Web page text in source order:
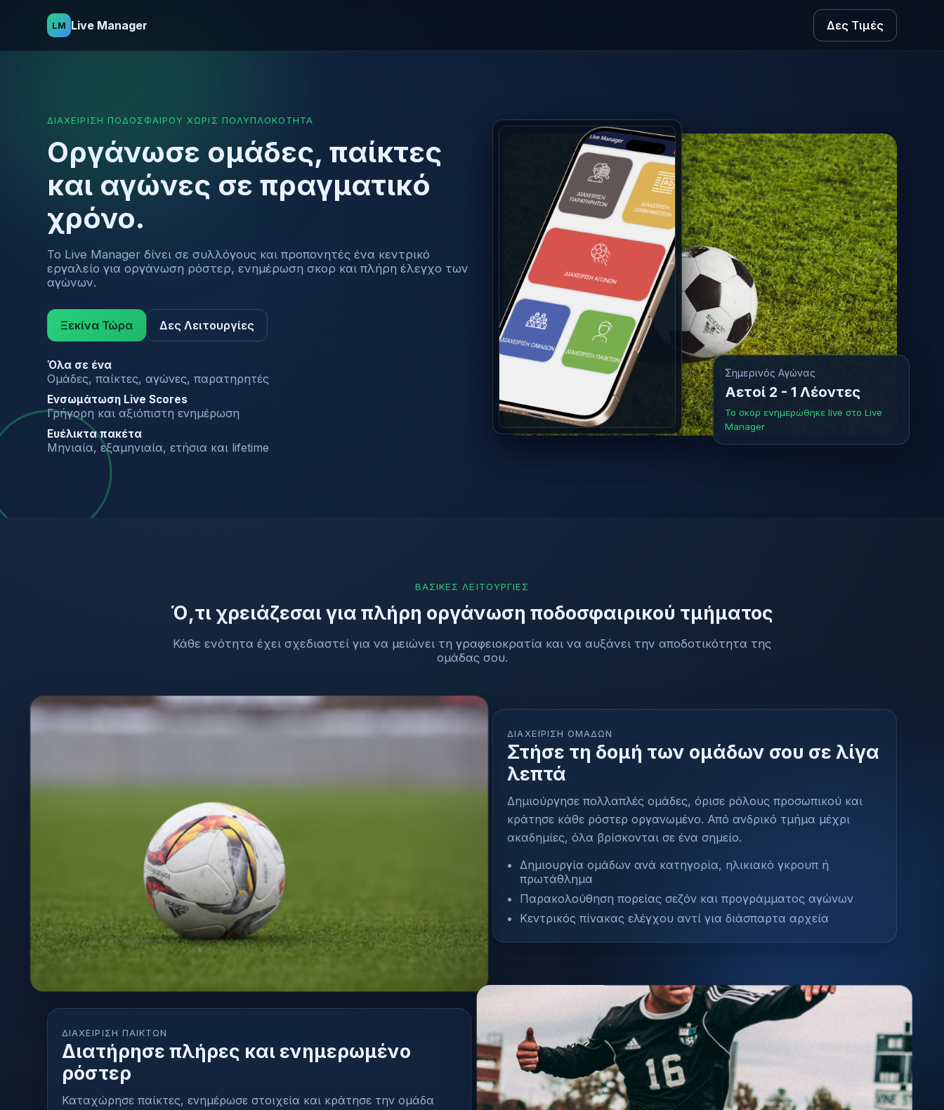
LM Live Manager Δες Τιμές
ΔΙΑΧΕΊΡΙΣΗ ΠΟΔΟΣΦΑΊΡΟΥ ΧΩΡΊΣ ΠΟΛΥΠΛΟΚΌΤΗΤΑ
Οργάνωσε ομάδες, παίκτες
και αγώνες σε πραγματικό
χρόνο.
Το Live Manager δίνει σε συλλόγους και προπονητές ένα κεντρικό
εργαλείο για οργάνωση ρόστερ, ενημέρωση σκορ και πλήρη έλεγχο των
αγώνων.
Ξεκίνα Τώρα Δες Λειτουργίες
Όλα σε ένα
Ομάδες, παίκτες, αγώνες, παρατηρητές
Ενσωμάτωση Live Scores
Γρήγορη και αξιόπιστη ενημέρωση
Ευέλικτα πακέτα
Μηνιαία, εξαμηνιαία, ετήσια και lifetime
Σημερινός Αγώνας
Αετοί 2 - 1 Λέοντες
Το σκορ ενημερώθηκε live στο Live
Manager
ΒΑΣΙΚΈΣ ΛΕΙΤΟΥΡΓΊΕΣ
Ό,τι χρειάζεσαι για πλήρη οργάνωση ποδοσφαιρικού τμήματος
Κάθε ενότητα έχει σχεδιαστεί για να μειώνει τη γραφειοκρατία και να αυξάνει την αποδοτικότητα της
ομάδας σου.
ΔΙΑΧΕΊΡΙΣΗ ΟΜΆΔΩΝ
Στήσε τη δομή των ομάδων σου σε λίγα
λεπτά
Δημιούργησε πολλαπλές ομάδες, όρισε ρόλους προσωπικού και
κράτησε κάθε ρόστερ οργανωμένο. Από ανδρικό τμήμα μέχρι
ακαδημίες, όλα βρίσκονται σε ένα σημείο.
Δημιουργία ομάδων ανά κατηγορία, ηλικιακό γκρουπ ή
πρωτάθλημα
Παρακολούθηση πορείας σεζόν και προγράμματος αγώνων
Κεντρικός πίνακας ελέγχου αντί για διάσπαρτα αρχεία
ΔΙΑΧΕΊΡΙΣΗ ΠΑΙΚΤΏΝ
Διατήρησε πλήρες και ενημερωμένο
ρόστερ
Καταχώρησε παίκτες, ενημέρωσε στοιχεία και κράτησε την ομάδα